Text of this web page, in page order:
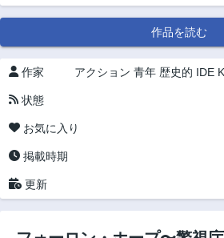
作品を読む
作家 アクション 青年 歴史的 IDE
状態
お気に入り
掲載時期
更新